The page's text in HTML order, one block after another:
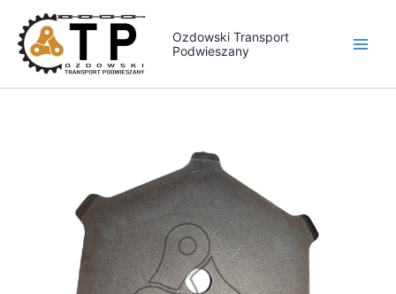
treści
Ozdowski Transport
Podwieszany